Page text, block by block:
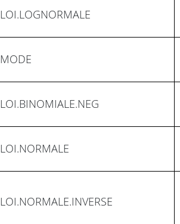
LOI.LOGNORMALE
MODE
LOI.BINOMIALE.NEG
LOI.NORMALE
LOI.NORMALE.INVERSE